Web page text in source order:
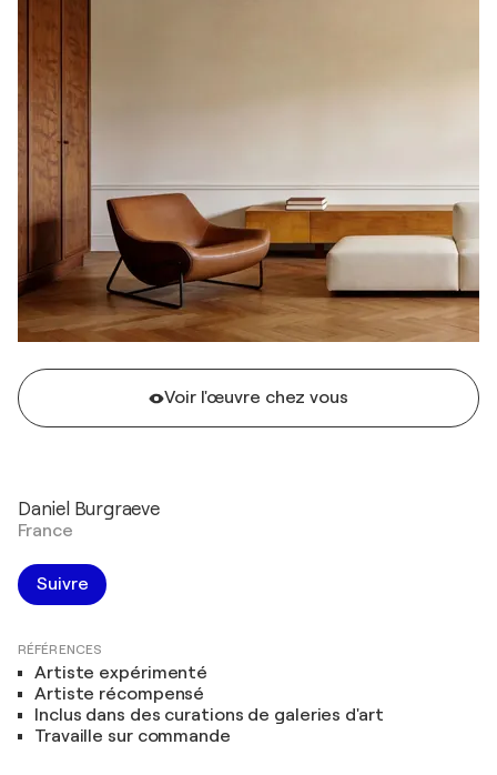
Voir l'œuvre chez vous
Daniel Burgraeve
France
Suivre
RÉFÉRENCES
Artiste expérimenté
Artiste récompensé
Inclus dans des curations de galeries d'art
Travaille sur commande